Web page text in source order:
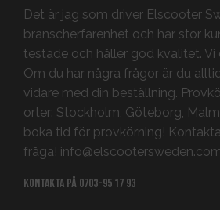
Det är jag som driver Elscooter
branscherfarenhet och har stor
testade och håller god kvalitet. Vi
Om du har några frågor är du
vidare med din beställning.
orter: Stockholm, Göteborg,
boka tid för provkörning!
fråga!
Kontakta på 0703-95 17 93